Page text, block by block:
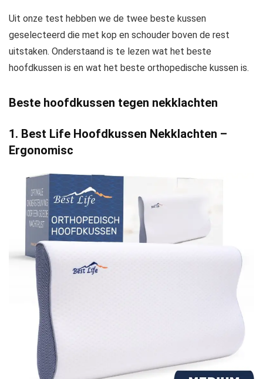
Uit onze test hebben we de twee beste kussen
geselecteerd die met kop en schouder boven de rest
uitstaken. Onderstaand is te lezen wat het beste
hoofdkussen is en wat het beste orthopedische kussen is.
Beste hoofdkussen tegen nekklachten
1. Best Life Hoofdkussen Nekklachten –
Ergonomisc